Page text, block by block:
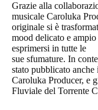
Grazie alla
musicale Caroluka
originale si è
mood delicato e
esprimersi in tutte le
sue sfumature. In
stato pubblicato
Caroluka Producer, e
Fluviale del Torrente